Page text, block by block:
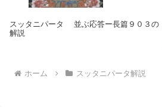
スッタニパータ 並ぶ応答ー長篇９０３の
解説
ホーム スッタニパータ解説